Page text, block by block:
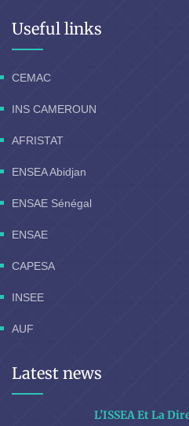
Useful links
CEMAC
INS CAMEROUN
AFRISTAT
ENSEA Abidjan
ENSAE Sénégal
ENSAE
CAPESA
INSEE
AUF
Latest news
L’ISSEA Et La